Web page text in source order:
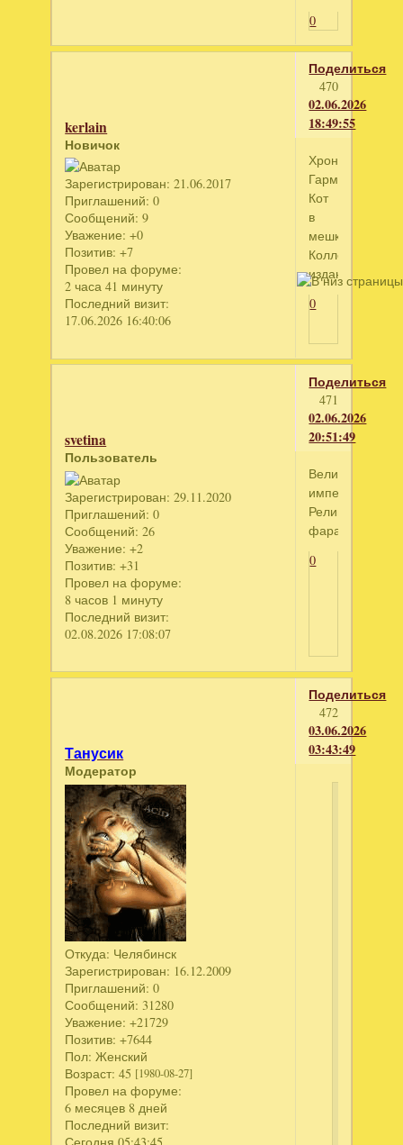
0
Поделиться
470
02.06.2026
18:49:55
kerlain
Новичок
Зарегистрирован: 21.06.2017
Приглашений: 0
Сообщений: 9
Уважение: +0
Позитив: +7
Провел на форуме:
2 часа 41 минуту
Последний визит:
17.06.2026 16:40:06
Хроники
Гармонии.
Кот
в
мешке.
Коллекционное
издание
0
Поделиться
471
02.06.2026
20:51:49
svetina
Пользователь
Зарегистрирован: 29.11.2020
Приглашений: 0
Сообщений: 26
Уважение: +2
Позитив: +31
Провел на форуме:
8 часов 1 минуту
Последний визит:
02.08.2026 17:08:07
Великая
империя.
Реликвия
фараона
0
Поделиться
472
03.06.2026
03:43:49
Танусик
Модератор
Откуда: Челябинск
Зарегистрирован: 16.12.2009
Приглашений: 0
Сообщений: 31280
Уважение: +21729
Позитив: +7644
Пол: Женский
Возраст: 45 [1980-08-27]
Провел на форуме:
6 месяцев 8 дней
Последний визит: